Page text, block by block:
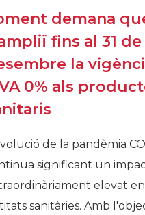
demana
fins al 31 de
la
0% als
de la pandèmia
significant un
elevat
sanitàries. Amb